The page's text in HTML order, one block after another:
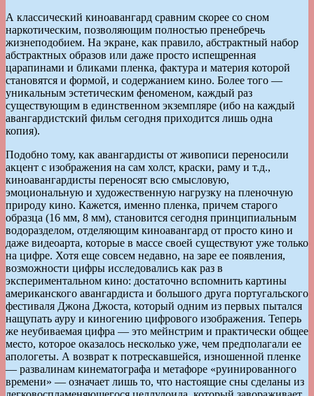
А классический киноавангард сравним скорее со сном
наркотическим, позволяющим полностью пренебречь
жизнеподобием. На экране, как правило, абстрактный набор
абстрактных образов или даже просто испещренная
царапинами и бликами пленка, фактура и материя которой
становятся и формой, и содержанием кино. Более того —
уникальным эстетическим феноменом, каждый раз
существующим в единственном экземпляре (ибо на каждый
авангардистский фильм сегодня приходится лишь одна
копия).
Подобно тому, как авангардисты от живописи переносили
акцент с изображения на сам холст, краски, раму и т.д.,
киноавангардисты переносят всю смысловую,
эмоциональную и художественную нагрузку на пленочную
природу кино. Кажется, именно пленка, причем старого
образца (16 мм, 8 мм), становится сегодня принципиальным
водоразделом, отделяющим киноавангард от просто кино и
даже видеоарта, которые в массе своей существуют уже только
на цифре. Хотя еще совсем недавно, на заре ее появления,
возможности цифры исследовались как раз в
экспериментальном кино: достаточно вспомнить картины
американского авангардиста и большого друга португальского
фестиваля Джона Джоста, который одним из первых пытался
нащупать ауру и киногению цифрового изображения. Теперь
же неубиваемая цифра — это мейнстрим и практически общее
место, которое оказалось несколько уже, чем предполагали ее
апологеты. А возврат к потрескавшейся, изношенной пленке
— развалинам кинематографа и метафоре «руинированного
времени» — означает лишь то, что настоящие сны сделаны из